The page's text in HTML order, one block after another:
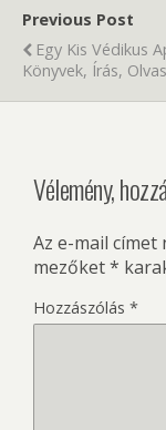
Previous Post
Egy Kis Védikus
Könyvek, Írás,
Vélemény,
Az e-mail címet
mezőket*
Hozzászólás *